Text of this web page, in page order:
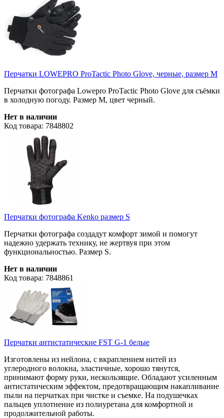
Перчатки LOWEPRO ProTactic Photo Glove, черные, размер M
Перчатки фотографа Lowepro ProTactic Photo Glove для съёмки
в холодную погоду. Размер M, цвет черный.
Нет в наличии
Код товара: 7848802
Перчатки фотографа Kenko размер S
Перчатки фотографа создадут комфорт зимой и помогут
надежно удержать технику, не жертвуя при этом
функциональностью. Размер S.
Нет в наличии
Код товара: 7848861
Перчатки антистатические FST G-1 белые
Изготовлены из нейлона, с вкраплением нитей из
углеродного волокна, эластичные, хорошо тянутся,
принимают форму руки, нескользящие. Обладают усиленным
антистатическим эффектом, предотвращающим накапливание
пыли на перчатках при чистке и съемке. На подушечках
пальцев уплотнение из полиуретана для комфортной и
продолжительной работы.